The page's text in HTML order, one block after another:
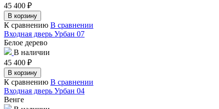
45 400 ₽
В корзину
К сравнению В сравнении
Входная дверь Урбан 07
Белое дерево
В наличии
45 400 ₽
В корзину
К сравнению В сравнении
Входная дверь Урбан 04
Венге